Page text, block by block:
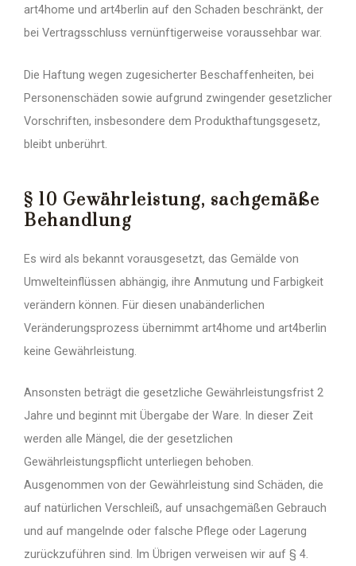
art4home und art4berlin auf den Schaden beschränkt, der
bei Vertragsschluss vernünftigerweise voraussehbar war.
Die Haftung wegen zugesicherter Beschaffenheiten, bei
Personenschäden sowie aufgrund zwingender gesetzlicher
Vorschriften, insbesondere dem Produkthaftungsgesetz,
bleibt unberührt.
§ 10 Gewährleistung, sachgemäße
Behandlung
Es wird als bekannt vorausgesetzt, das Gemälde von
Umwelteinflüssen abhängig, ihre Anmutung und Farbigkeit
verändern können. Für diesen unabänderlichen
Veränderungsprozess übernimmt art4home und art4berlin
keine Gewährleistung.
Ansonsten beträgt die gesetzliche Gewährleistungsfrist 2
Jahre und beginnt mit Übergabe der Ware. In dieser Zeit
werden alle Mängel, die der gesetzlichen
Gewährleistungspflicht unterliegen behoben.
Ausgenommen von der Gewährleistung sind Schäden, die
auf natürlichen Verschleiß, auf unsachgemäßen Gebrauch
und auf mangelnde oder falsche Pflege oder Lagerung
zurückzuführen sind. Im Übrigen verweisen wir auf § 4.